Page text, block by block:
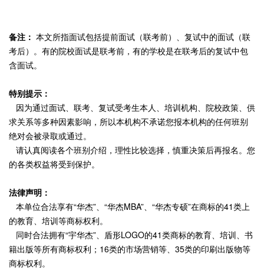
备注： 本文所指面试包括提前面试（联考前）、复试中的面试（联
考后）。有的院校面试是联考前，有的学校是在联考后的复试中包
含面试。
特别提示：
因为通过面试、联考、复试受考生本人、培训机构、院校政策、供
求关系等多种因素影响，所以本机构不承诺您报本机构的任何班别
绝对会被录取或通过。
请认真阅读各个班别介绍，理性比较选择，慎重决策后再报名。您
的各类权益将受到保护。
法律声明：
本单位合法享有“华杰”、“华杰MBA”、“华杰专硕”在商标的41类上
的教育、培训等商标权利。
同时合法拥有“宇华杰”、盾形LOGO的41类商标的教育、培训、书
籍出版等所有商标权利；16类的市场营销等、35类的印刷出版物等
商标权利。